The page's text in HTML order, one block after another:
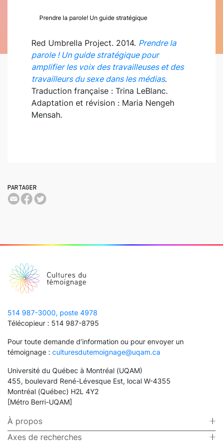
PARTAGER
Prendre la parole! Un guide stratégique
Red Umbrella Project. 2014. Prendre la
parole ! Un guide stratégique pour
amplifier les voix des travailleuses et des
travailleurs du sexe dans les médias.
Traduction française : Trina LeBlanc.
Adaptation et révision : Maria Nengeh
Mensah.
514 987-3000, poste 4978
Télécopieur : 514 987-8795
Pour toute demande d’information ou pour envoyer un
témoignage : culturesdutemoignage@uqam.ca
Université du Québec à Montréal (UQAM)
455, boulevard René-Lévesque Est, local W-4355
Montréal (Québec) H2L 4Y2
[Métro Berri-UQAM]
À propos
Axes de recherches